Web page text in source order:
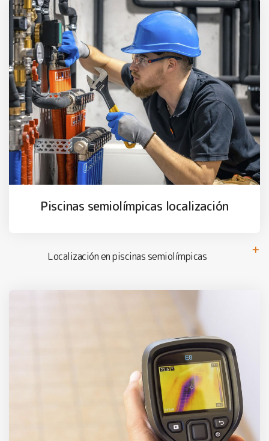
Piscinas semiolímpicas localización
Localización en piscinas semiolímpicas